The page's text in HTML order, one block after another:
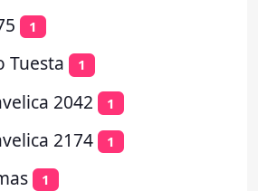
1
Tuesta 1
2042 1
2174 1
1